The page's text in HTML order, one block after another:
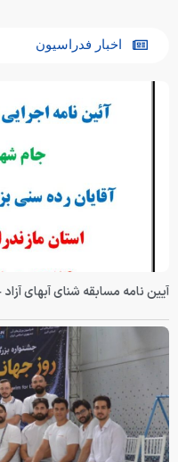
اخبار فدراسیون
آیین نامه مسابقه شنای آبهای